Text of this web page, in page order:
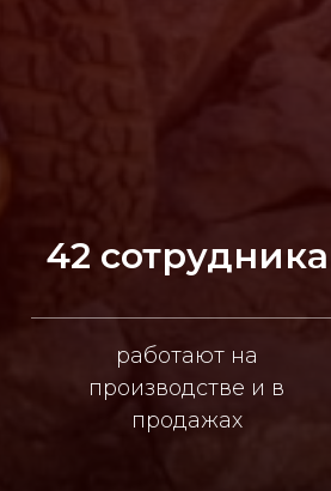
42 сотрудника
работают на
производстве и в
продажах